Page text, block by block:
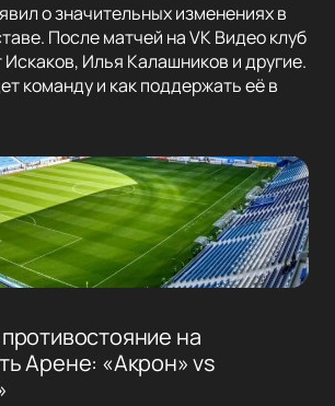
о значительных изменениях в
После матчей на VK Видео клуб
Илья Калашников и другие.
команду и как поддержать её в
на
Арене: «Акрон» vs